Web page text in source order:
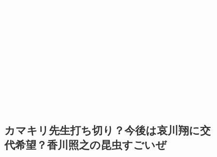
カマキリ先生打ち切り？今後は哀川翔に交
代希望？香川照之の昆虫すごいぜ